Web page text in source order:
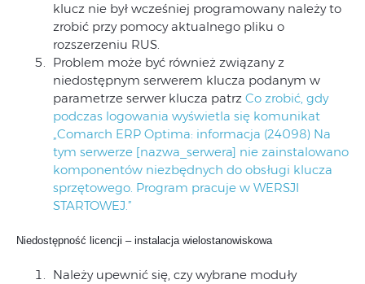
klucz nie był wcześniej programowany należy to
zrobić przy pomocy aktualnego pliku o
rozszerzeniu RUS.
Problem może być również związany z
niedostępnym serwerem klucza podanym w
parametrze serwer klucza patrz Co zrobić, gdy
podczas logowania wyświetla się komunikat
„Comarch ERP Optima: informacja (24098) Na
tym serwerze [nazwa_serwera] nie zainstalowano
komponentów niezbędnych do obsługi klucza
sprzętowego. Program pracuje w WERSJI
STARTOWEJ.”
Niedostępność licencji – instalacja wielostanowiskowa
Należy upewnić się, czy wybrane moduły